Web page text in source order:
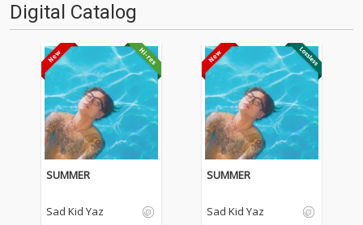
Digital Catalog
SUMMER
Sad Kid Yaz
SUMMER
Sad Kid Yaz